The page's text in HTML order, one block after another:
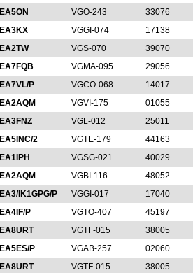
EA5ON
VGO-243 33076
EA3KX
VGGI-074 17138
EA2TW
VGS-070 39070
EA7FQB
VGMA-095 29056
EA7VL/P
VGCO-068 14017
EA2AQM
VGVI-175 01055
EA3FNZ
VGL-012 25011
EA5INC/2
VGTE-179 44163
EA1IPH
VGSG-021 40029
EA2AQM
VGBI-116 48052
EA3/IK1GPG/P
VGGI-017 17040
EA4IF/P
VGTO-407 45197
EA8URT
VGTF-015 38005
EA5ES/P
VGAB-257 02060
EA8URT
VGTF-015 38005